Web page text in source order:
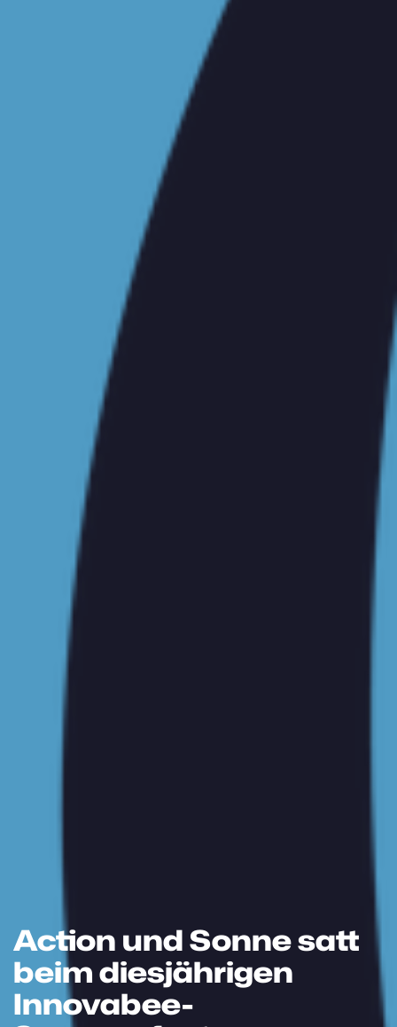
Action und Sonne satt
beim diesjährigen
Innovabee-